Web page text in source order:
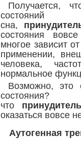
Получается,
сна,
состояния
многое зависит
применении,
человека,
нормальное
Возможно, это
состояния?
что
оказаться вовсе
Аутогенная